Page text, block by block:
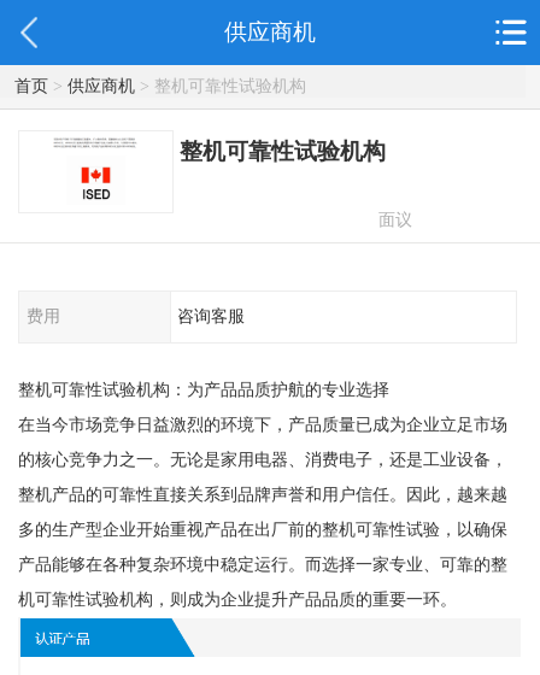
供应商机
首页> 供应商机> 整机可靠性试验机构
整机可靠性试验机构
面议
费用 咨询客服
整机可靠性试验机构：为产品品质护航的专业选择
在当今市场竞争日益激烈的环境下，产品质量已成为企业立足市场
的核心竞争力之一。无论是家用电器、消费电子，还是工业设备，
整机产品的可靠性直接关系到品牌声誉和用户信任。因此，越来越
多的生产型企业开始重视产品在出厂前的整机可靠性试验，以确保
产品能够在各种复杂环境中稳定运行。而选择一家专业、可靠的整
机可靠性试验机构，则成为企业提升产品品质的重要一环。